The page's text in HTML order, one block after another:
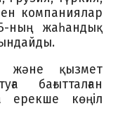
компаниялар
ның жаһандық
және қызмет
бағытталған
ерекше көңіл